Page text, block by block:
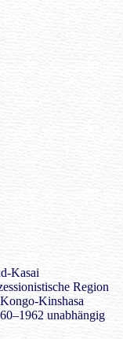
Kasai
Region
Kinshasa
unabhängig